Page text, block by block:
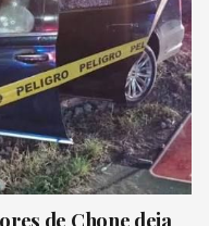
de Chone deja